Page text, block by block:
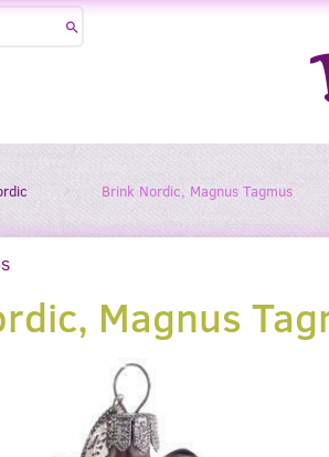
Brink Nordic, Magnus Tagmus
Magnus